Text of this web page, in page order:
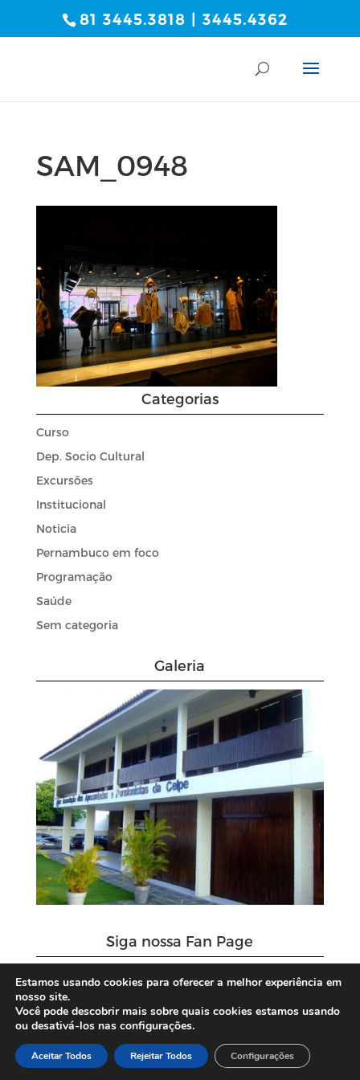
81 3445.3818 | 3445.4362
SAM_0948
Categorias
Curso
Dep. Socio Cultural
Excursões
Institucional
Noticia
Pernambuco em foco
Programação
Saúde
Sem categoria
Galeria
Siga nossa Fan Page
Estamos usando cookies para oferecer a melhor experiência em
nosso site.
Você pode descobrir mais sobre quais cookies estamos usando
ou desativá-los nas configurações.
Aceitar Todos Rejeitar Todos Configurações